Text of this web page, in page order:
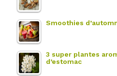
Smoothies
3 super plantes
d’estomac